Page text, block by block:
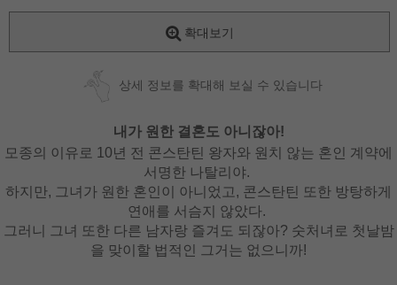
확대보기
상세 정보를 확대해 보실 수 있습니다
내가 원한 결혼도 아니잖아!
모종의 이유로 10년 전 콘스탄틴 왕자와 원치 않는 혼인 계약에
서명한 나탈리야.
하지만, 그녀가 원한 혼인이 아니었고, 콘스탄틴 또한 방탕하게
연애를 서슴지 않았다.
그러니 그녀 또한 다른 남자랑 즐겨도 되잖아? 숫처녀로 첫날밤
을 맞이할 법적인 그거는 없으니까!